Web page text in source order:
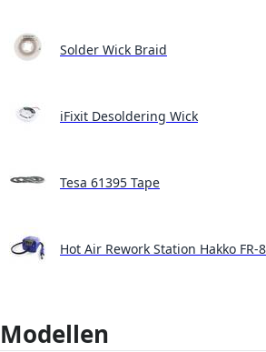
Solder Wick Braid
iFixit Desoldering Wick
Tesa 61395 Tape
Hot Air Rework Station Hakko FR-
Modellen